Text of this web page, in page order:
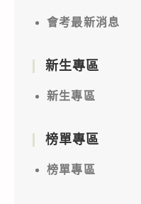
會考最新消息
新生專區
新生專區
榜單專區
榜單專區